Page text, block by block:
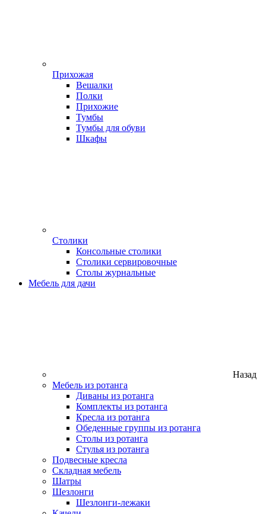
Прихожая
Вешалки
Полки
Прихожие
Тумбы
Тумбы для обуви
Шкафы
Столики
Консольные столики
Столики сервировочные
Столы журнальные
Мебель для дачи
Назад
Мебель из ротанга
Диваны из ротанга
Комплекты из ротанга
Кресла из ротанга
Обеденные группы из ротанга
Столы из ротанга
Стулья из ротанга
Подвесные кресла
Складная мебель
Шатры
Шезлонги
Шезлонги-лежаки